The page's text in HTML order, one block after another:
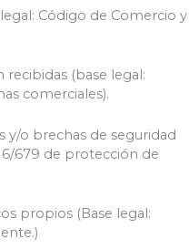
Código de Comercio y
recibidas (base legal:
comerciales).
y/o brechas de seguridad
679 de protección de
propios (Base legal: